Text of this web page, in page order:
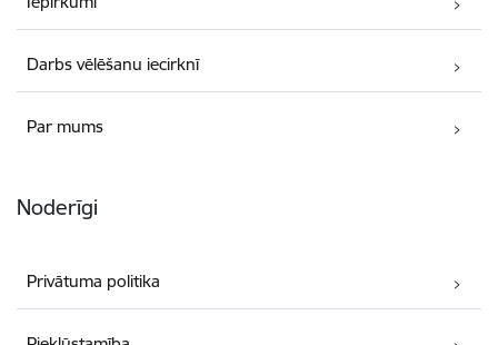
Darbs vēlēšanu iecirknī
Par mums
Noderīgi
Privātuma politika